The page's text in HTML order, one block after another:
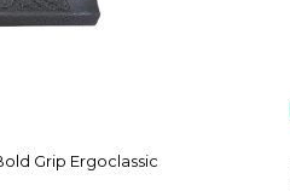
Grip Ergoclassic